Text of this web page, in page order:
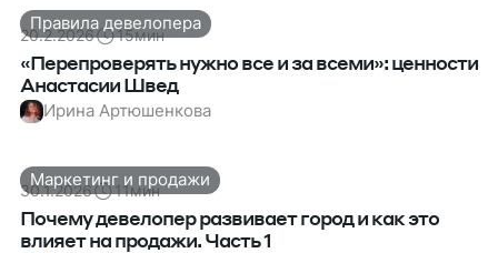
20.2.2026 15мин
«Перепроверять нужно все и за всеми»: ценности
Анастасии Швед
Ирина Артюшенкова
Правила девелопера
30.1.2026 11мин
Почему девелопер развивает город и как это
влияет на продажи. Часть 1
Маркетинг и продажи